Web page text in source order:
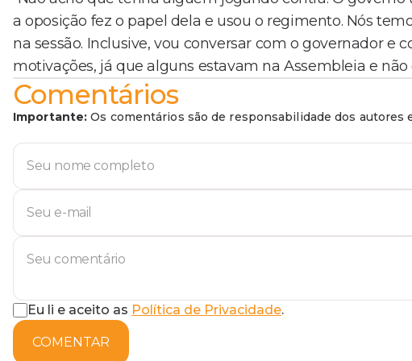
a oposição fez o papel dela e usou o regimento. Nós
na sessão. Inclusive, vou conversar com o governador e
motivações, já que alguns estavam na Assembleia e não
Comentários
Importante: Os comentários são de responsabilidade dos
Eu li e aceito as Política de Privacidade.
COMENTAR